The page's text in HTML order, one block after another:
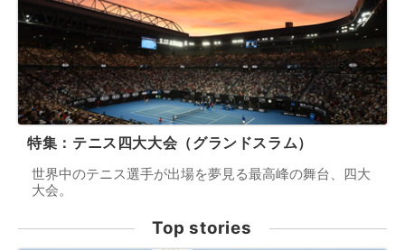
特集：テニス四大大会（グランドスラム）
世界中のテニス選手が出場を夢見る最高峰の舞台、四大
大会。
Top stories